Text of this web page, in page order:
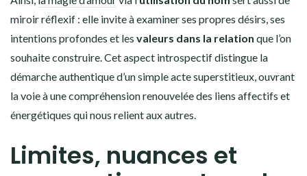
miroir réflexif : elle invite à examiner ses propres désirs, ses
intentions profondes et les valeurs dans la relation que l’on
souhaite construire. Cet aspect introspectif distingue la
démarche authentique d’un simple acte superstitieux, ouvrant
la voie à une compréhension renouvelée des liens affectifs et
énergétiques qui nous relient aux autres.
Limites, nuances et